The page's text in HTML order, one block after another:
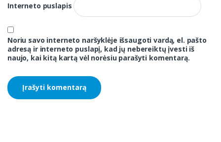
Interneto puslapis
Noriu savo interneto naršyklėje išsaugoti vardą, el. pašto
adresą ir interneto puslapį, kad jų nebereiktų įvesti iš
naujo, kai kitą kartą vėl norėsiu parašyti komentarą.